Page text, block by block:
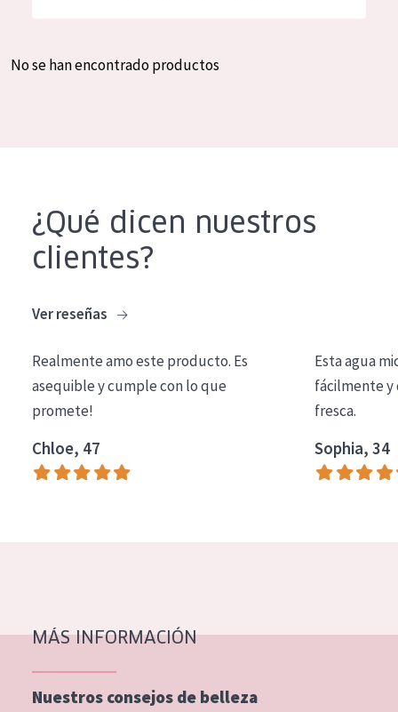
Crema de día
Crema de noche
Limpieza
COLECCIÓN
Essentials
Lift+
Piel normal y seca
Piel mixata o grasa
Piel madura
Spanish
No se han encontrado productos
¿Qué dicen nuestros
clientes?
Ver reseñas
Realmente amo este producto. Es
asequible y cumple con lo que
promete!
Chloe, 47
Esta agua
fácilmente y
fresca.
Sophia, 34
MÁS INFORMACIÓN
Nuestros consejos de belleza